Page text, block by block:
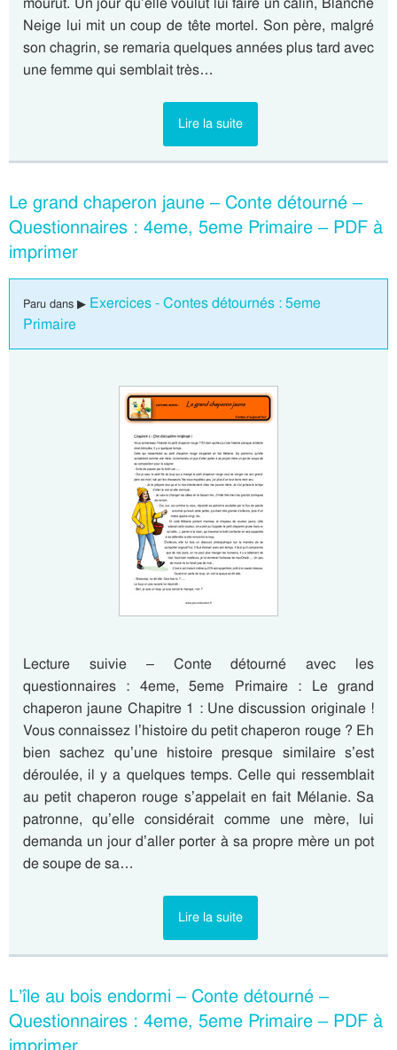
Neige lui mit un coup de tête mortel. Son père, malgré
son chagrin, se remaria quelques années plus tard avec
une femme qui semblait très…
Lire la suite
Le grand chaperon jaune – Conte détourné –
Questionnaires : 4eme, 5eme Primaire – PDF à
imprimer
Paru dans ▶ Exercices - Contes détournés : 5eme
Primaire
Lecture suivie – Conte détourné avec les
questionnaires : 4eme, 5eme Primaire : Le grand
chaperon jaune Chapitre 1 : Une discussion originale !
Vous connaissez l’histoire du petit chaperon rouge ? Eh
bien sachez qu’une histoire presque similaire s’est
déroulée, il y a quelques temps. Celle qui ressemblait
au petit chaperon rouge s’appelait en fait Mélanie. Sa
patronne, qu’elle considérait comme une mère, lui
demanda un jour d’aller porter à sa propre mère un pot
de soupe de sa…
Lire la suite
L’île au bois endormi – Conte détourné –
Questionnaires : 4eme, 5eme Primaire – PDF à
imprimer